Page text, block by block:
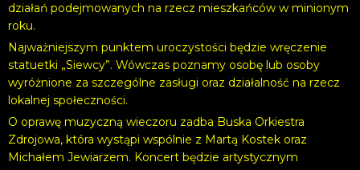
działań podejmowanych na rzecz mieszkańców w minionym
roku.
Najważniejszym punktem uroczystości będzie wręczenie
statuetki „Siewcy”. Wówczas poznamy osobę lub osoby
wyróżnione za szczególne zasługi oraz działalność na rzecz
lokalnej społeczności.
O oprawę muzyczną wieczoru zadba Buska Orkiestra
Zdrojowa, która wystąpi wspólnie z Martą Kostek oraz
Michałem Jewiarzem. Koncert będzie artystycznym